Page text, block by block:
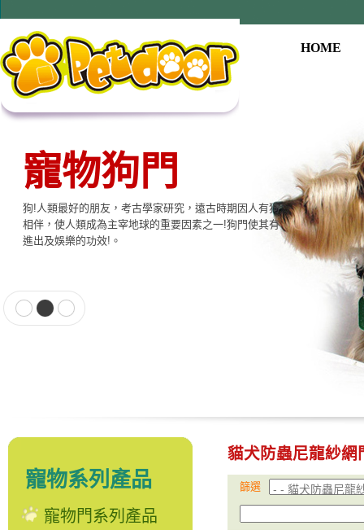
HOME
寵物狗門
狗!人類最好的朋友，考古學家研究，遠古時期因人有狗
相伴，使人類成為主宰地球的重要因素之一!狗門使其有
進出及娛樂的功效!。
寵物系列產品
寵物門系列產品
貓犬防蟲尼龍紗網
篩選